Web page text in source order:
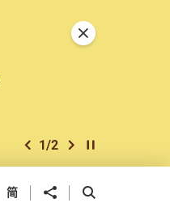
上一個
2/2 下一個開始/暫停幻燈
關閉特別通告
简 分享到 開啟搜尋框